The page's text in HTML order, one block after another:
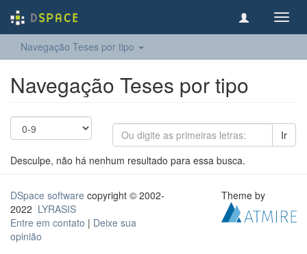
Navegação Teses por tipo
Navegação Teses por tipo
Ir
Desculpe, não há nenhum resultado para essa busca.
DSpace software copyright © 2002-
2022 LYRASIS
Entre em contato | Deixe sua
opinião
Theme by